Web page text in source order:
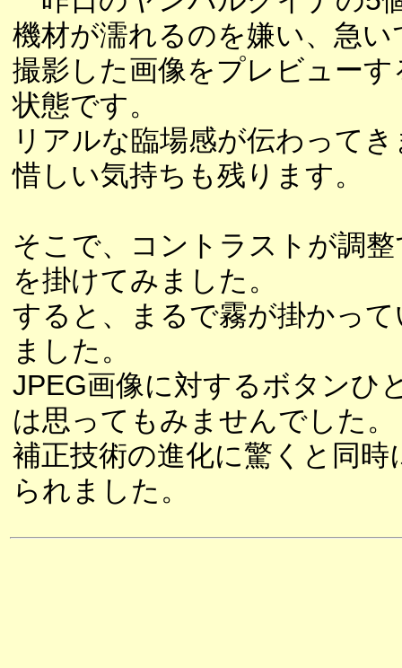
機材が濡れるのを嫌い、急
撮影した画像をプレビュー
状態です。
リアルな臨場感が伝わって
惜しい気持ちも残ります。
そこで、コントラストが調
を掛けてみました。
すると、まるで霧が掛かっ
ました。
JPEG画像に対するボタンひ
は思ってもみませんでした。
補正技術の進化に驚くと同
られました。